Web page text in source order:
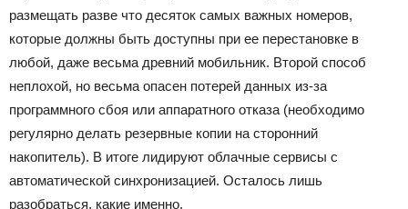
размещать разве что десяток самых важных номеров,
которые должны быть доступны при ее перестановке в
любой, даже весьма древний мобильник. Второй способ
неплохой, но весьма опасен потерей данных из-за
программного сбоя или аппаратного отказа (необходимо
регулярно делать резервные копии на сторонний
накопитель). В итоге лидируют облачные сервисы с
автоматической синхронизацией. Осталось лишь
разобраться, какие именно.